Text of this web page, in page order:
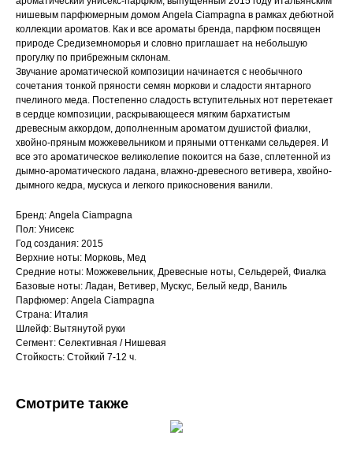
нишевым парфюмерным домом Angela Ciampagna в рамках дебютной
коллекции ароматов. Как и все ароматы бренда, парфюм посвящен
природе Средиземноморья и словно приглашает на небольшую
прогулку по прибрежным склонам.
Звучание ароматической композиции начинается с необычного
сочетания тонкой пряности семян моркови и сладости янтарного
пчелиного меда. Постепенно сладость вступительных нот перетекает
в сердце композиции, раскрывающееся мягким бархатистым
древесным аккордом, дополненным ароматом душистой фиалки,
хвойно-пряным можжевельником и пряными оттенками сельдерея. И
все это ароматическое великолепие покоится на базе, сплетенной из
дымно-ароматического ладана, влажно-древесного ветивера, хвойно-
дымного кедра, мускуса и легкого прикосновения ванили.
Бренд: Angela Ciampagna
Пол: Унисекс
Год создания: 2015
Верхние ноты: Морковь, Мед
Средние ноты: Можжевельник, Древесные ноты, Сельдерей, Фиалка
Базовые ноты: Ладан, Ветивер, Мускус, Белый кедр, Ваниль
Парфюмер: Angela Ciampagna
Страна: Италия
Шлейф: Вытянутой руки
Сегмент: Селективная / Нишевая
Стойкость: Стойкий 7-12 ч.
Смотрите также